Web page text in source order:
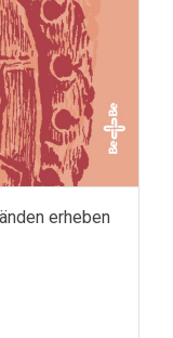
erheben